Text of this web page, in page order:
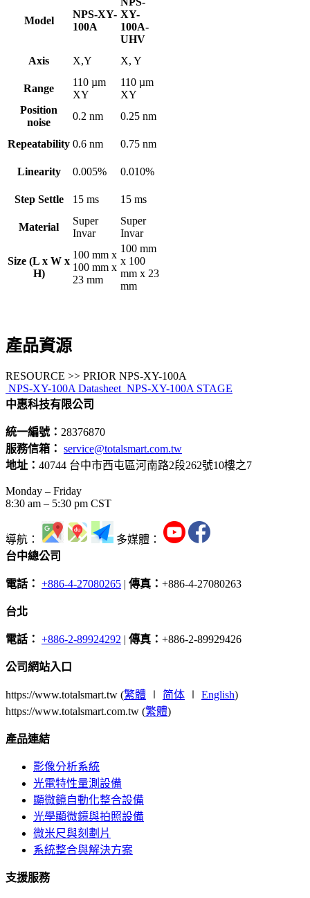
Model
NPS-XY-
100A
XY-
100A-
UHV
Axis
X,Y X, Y
Range
110 µm
XY
110 µm
XY
Position
noise
0.2 nm 0.25 nm
Repeatability 0.6 nm 0.75 nm
Linearity 0.005% 0.010%
Step Settle 15 ms 15 ms
Material
Super
Invar
Super
Invar
Size (L x W x
H)
100 mm x
100 mm x
23 mm
100 mm
x 100
mm x 23
mm
產品資源
RESOURCE >> PRIOR NPS-XY-100A
NPS-XY-100A Datasheet NPS-XY-100A STAGE
中惠科技有限公司
統一編號： 28376870
服務信箱： service@totalsmart.com.tw
地址： 40744 台中市西屯區河南路2段262號10樓之7
Monday – Friday
8:30 am – 5:30 pm CST
導航：
多媒體：
台中總公司
電話： +886-4-27080265 | 傳真： +886-4-27080263
台北
電話： +886-2-89924292 | 傳真： +886-2-89929426
公司網站入口
https://www.totalsmart.tw (繁體 ∣ 简体 ∣ English)
https://www.totalsmart.com.tw (繁體)
產品連結
影像分析系統
光電特性量測設備
顯微鏡自動化整合設備
光學顯微鏡與拍照設備
微米尺與刻劃片
系統整合與解決方案
支援服務